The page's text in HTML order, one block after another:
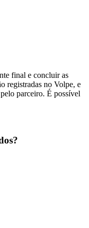
final e concluir as
registradas no Volpe, e
parceiro. É possível